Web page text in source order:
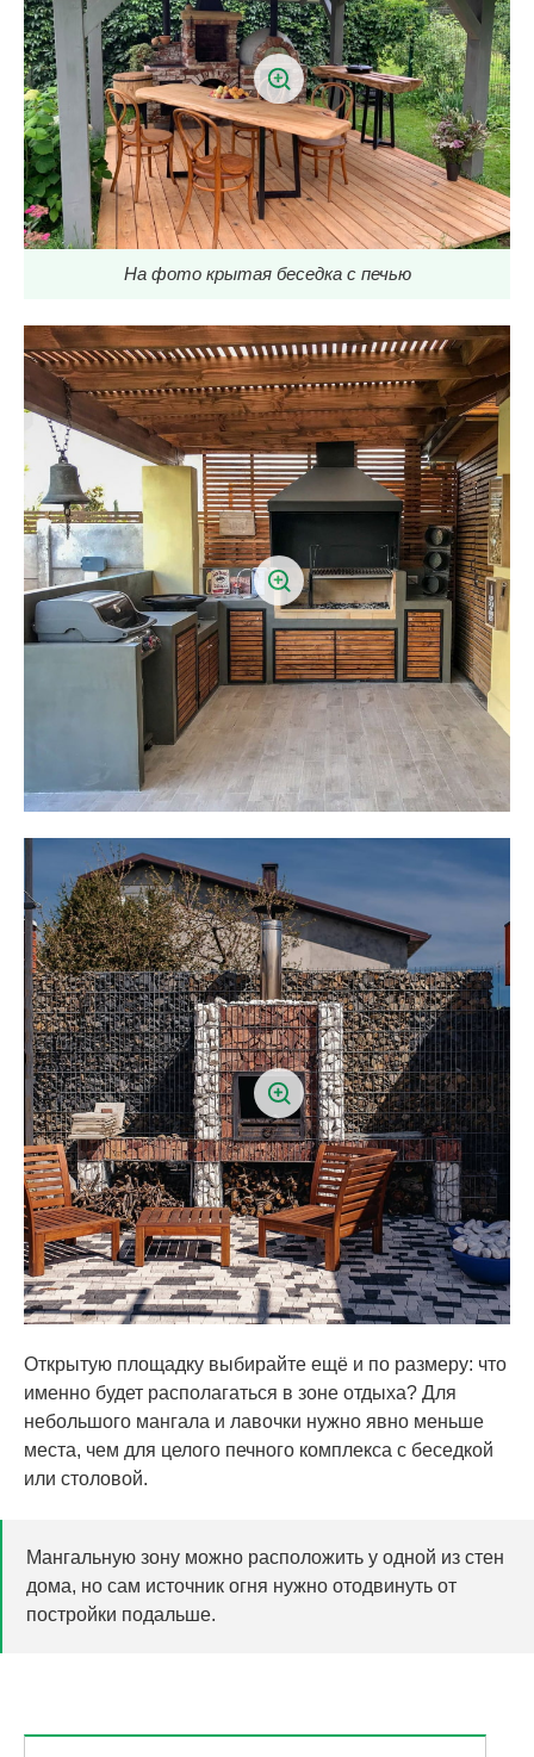
На фото крытая беседка с печью
Открытую площадку выбирайте ещё и по размеру: что
именно будет располагаться в зоне отдыха? Для
небольшого мангала и лавочки нужно явно меньше
места, чем для целого печного комплекса с беседкой
или столовой.
Мангальную зону можно расположить у одной из стен
дома, но сам источник огня нужно отодвинуть от
постройки подальше.